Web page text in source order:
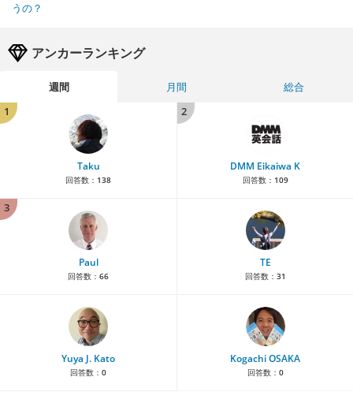
うの？
アンカーランキング
週間 月間
総合
1
Taku
回答数： 138
2
DMM Eikaiwa K
回答数： 109
3
Paul
回答数： 66
TE
回答数： 31
Yuya J. Kato
回答数： 0
Kogachi OSAKA
回答数： 0